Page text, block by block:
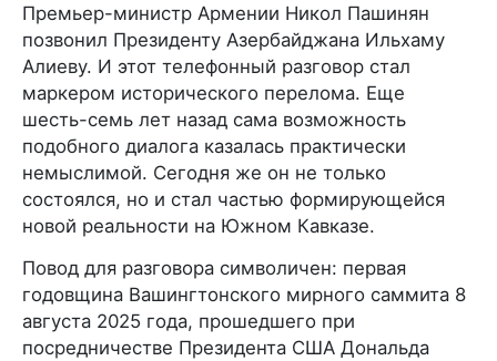
Премьер-министр Армении Никол Пашинян
позвонил Президенту Азербайджана Ильхаму
Алиеву. И этот телефонный разговор стал
маркером исторического перелома. Еще
шесть-семь лет назад сама возможность
подобного диалога казалась практически
немыслимой. Сегодня же он не только
состоялся, но и стал частью формирующейся
новой реальности на Южном Кавказе.
Повод для разговора символичен: первая
годовщина Вашингтонского мирного саммита 8
августа 2025 года, прошедшего при
посредничестве Президента США Дональда